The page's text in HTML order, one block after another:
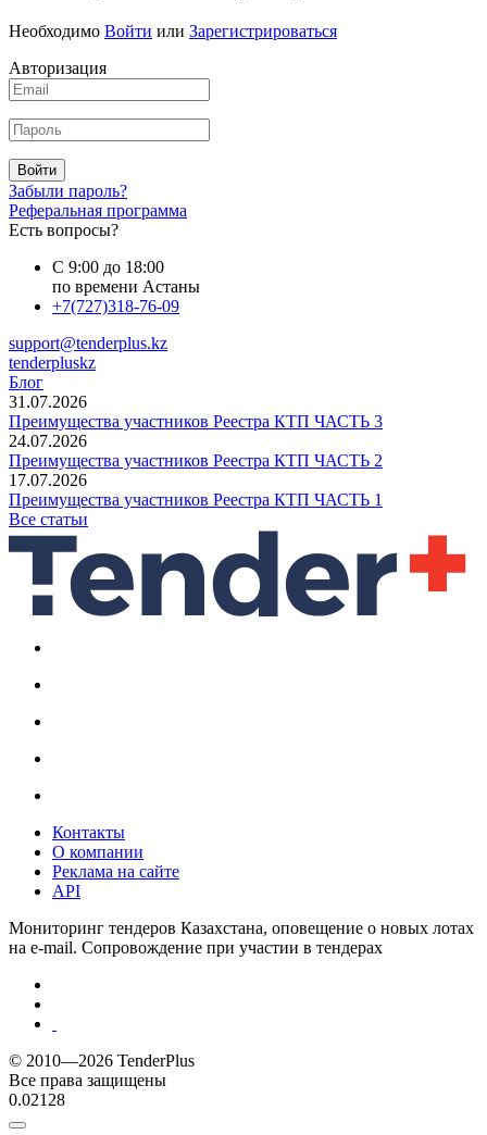
Необходимо Войти или Зарегистрироваться
Авторизация
Войти
Забыли пароль?
Реферальная программа
Есть вопросы?
С 9:00 до 18:00
по времени Астаны
+7(727)318-76-09
support@tenderplus.kz
tenderpluskz
Блог
31.07.2026
Преимущества участников Реестра КТП ЧАСТЬ 3
24.07.2026
Преимущества участников Реестра КТП ЧАСТЬ 2
17.07.2026
Преимущества участников Реестра КТП ЧАСТЬ 1
Все статьи
Контакты
О компании
Реклама на сайте
API
Мониторинг тендеров Казахстана, оповещение о новых лотах
на e-mail. Сопровождение при участии в тендерах
© 2010—2026 TenderPlus
Все права защищены
0.02128